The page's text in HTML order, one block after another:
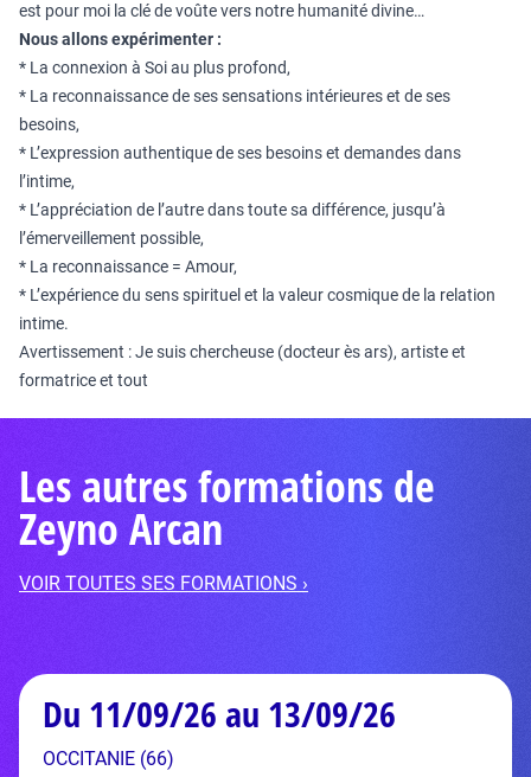
est pour moi la clé de voûte vers notre humanité divine…
Nous allons expérimenter :
* La connexion à Soi au plus profond,
* La reconnaissance de ses sensations intérieures et de ses
besoins,
* L’expression authentique de ses besoins et demandes dans
l’intime,
* L’appréciation de l’autre dans toute sa différence, jusqu’à
l’émerveillement possible,
* La reconnaissance = Amour,
* L’expérience du sens spirituel et la valeur cosmique de la relation
intime.
Avertissement : Je suis chercheuse (docteur ès ars), artiste et
formatrice et tout
Les autres formations de
Zeyno Arcan
VOIR TOUTES SES FORMATIONS ›
Du 11/09/26 au 13/09/26
OCCITANIE (66)